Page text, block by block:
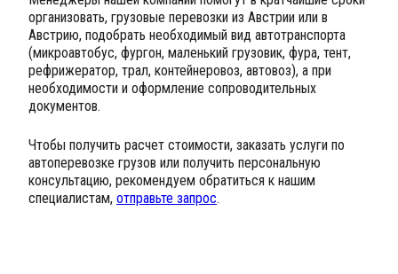
организовать, грузовые перевозки из Австрии или в
Австрию, подобрать необходимый вид автотранспорта
(микроавтобус, фургон, маленький грузовик, фура, тент,
рефрижератор, трал, контейнеровоз, автовоз), а при
необходимости и оформление сопроводительных
документов.
Чтобы получить расчет стоимости, заказать услуги по
автоперевозке грузов или получить персональную
консультацию, рекомендуем обратиться к нашим
специалистам, отправьте запрос.